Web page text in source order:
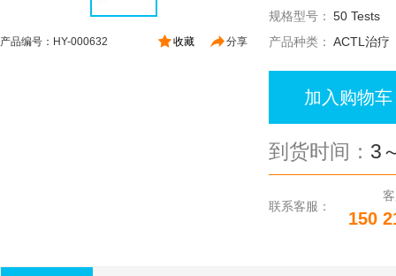
分享
收藏
产品编号：HY-000632
规格型号： 50 Tests
产品种类： ACTL治疗
加入购物车
到货时间： 3
联系客服：
150